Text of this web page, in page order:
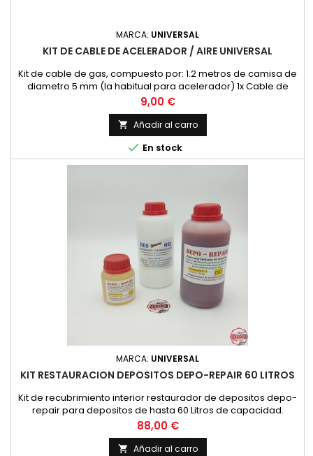
MARCA: UNIVERSAL
KIT DE CABLE DE ACELERADOR / AIRE UNIVERSAL
Kit de cable de gas, compuesto por: 1.2 metros de camisa de
diametro 5 mm (la habitual para acelerador) 1x Cable de
acelerador 2x topes de camisa de 5 mm. 1x prisionero de
acelerador Con 1 kit haces un mando.
Precio
9,00 €
 Añadir al carro
 En stock
MARCA: UNIVERSAL
KIT RESTAURACION DEPOSITOS DEPO-REPAIR 60 LITROS
Kit de recubrimiento interior restaurador de depositos depo-
repair para depositos de hasta 60 Litros de capacidad.
Valido tanto para depositos METALICOS como para depositos
de FIBRA DE VIDRIO / POLIESTER. Se suministra con
instrucciones de aplicacion.
Precio
88,00 €
 Añadir al carro